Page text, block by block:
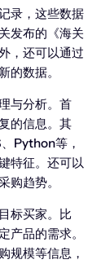
录，这些数据
发布的《海关
，还可以通过
的数据。
与分析。首
的信息。其
Python等，
特征。还可以
购趋势。
标买家。比
产品的需求。
规模等信息，